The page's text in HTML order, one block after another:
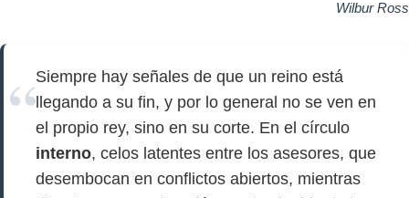
Wilbur Ross
Siempre hay señales de que un reino está
llegando a su fin, y por lo general no se ven en
el propio rey, sino en su corte. En el círculo
interno, celos latentes entre los asesores, que
desembocan en conflictos abiertos, mientras